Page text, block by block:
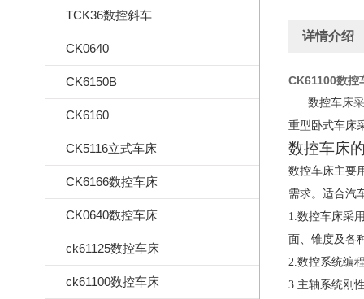
TCK36数控斜车
CK0640
CK6150B
CK6160
CK5116立式车床
CK6166数控车床
CK0640数控车床
ck61125数控车床
ck61100数控车床
详情介绍
CK61100数控
数控车床
重型卧式车床
数控车床
数控车床主要
需求。适合汽
1.数控车床采
面、锥度及各
2.数控系统编
3.主轴系统刚